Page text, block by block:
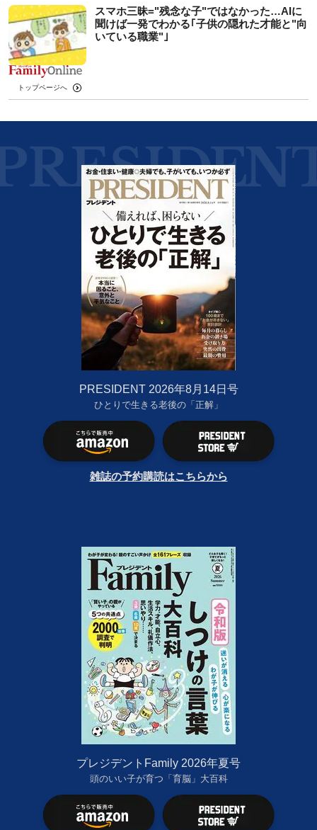
スマホ三昧="残念な子"ではなかった…AIに
聞けば一発でわかる｢子供の隠れた才能と"向
いている職業"｣
トップページへ
PRESIDENT 2026年8月14日号
ひとりで生きる老後の「正解」
雑誌の予約購読はこちらから
プレジデントFamily 2026年夏号
頭のいい子が育つ「育脳」大百科